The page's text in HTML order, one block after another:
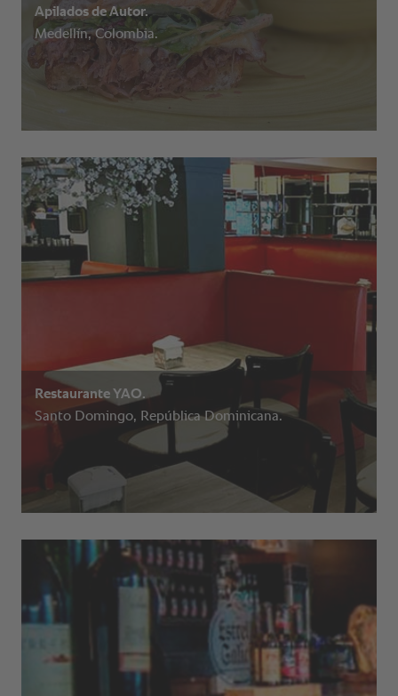
Apilados de Autor.
Medellín, Colombia.
Restaurante YAO.
Santo Domingo, República Dominicana.